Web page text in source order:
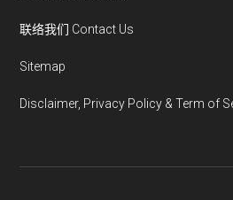
联络我们 Contact Us
Sitemap
Disclaimer, Privacy Policy & Term of